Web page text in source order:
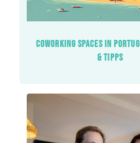
COWORKING SPACES IN
& TIPPS